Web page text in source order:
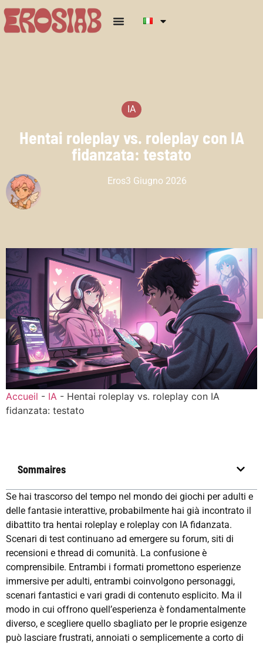
IA
Hentai roleplay vs. roleplay con IA
fidanzata: testato
Eros3 Giugno 2026
Accueil - IA - Hentai roleplay vs. roleplay con IA
fidanzata: testato
Se hai trascorso del tempo nel mondo dei giochi per adulti e
delle fantasie interattive, probabilmente hai già incontrato il
dibattito tra hentai roleplay e roleplay con IA fidanzata.
Scenari di test continuano ad emergere su forum, siti di
recensioni e thread di comunità. La confusione è
comprensibile. Entrambi i formati promettono esperienze
immersive per adulti, entrambi coinvolgono personaggi,
scenari fantastici e vari gradi di contenuto esplicito. Ma il
modo in cui offrono quell’esperienza è fondamentalmente
diverso, e scegliere quello sbagliato per le proprie esigenze
può lasciare frustrati, annoiati o semplicemente a corto di
Sommaires